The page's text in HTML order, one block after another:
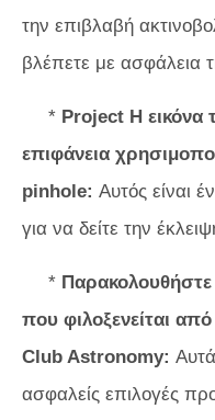
την επιβλαβή
βλέπετε με ασφάλεια
* Project Η εικόνα
επιφάνεια
pinhole: Αυτός είναι
για να δείτε την
*
που φιλοξενείται
Club Astronomy:
ασφαλείς επιλογές